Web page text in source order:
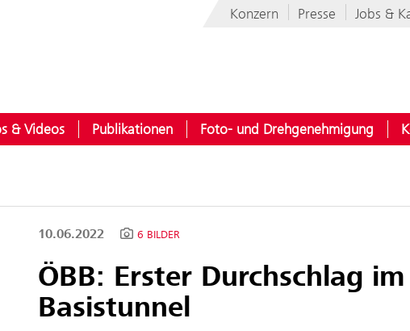
Konzern Presse Jobs &
& Videos Publikationen Foto- und Drehgenehmigung
10.06.2022 6 BILDER
ÖBB: Erster Durchschlag
Basistunnel